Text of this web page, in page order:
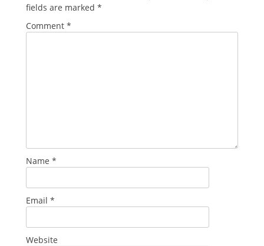
fields are marked *
Comment *
Name *
Email *
Website